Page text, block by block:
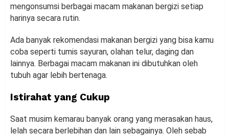
mengonsumsi berbagai macam makanan bergizi setiap
harinya secara rutin.
Ada banyak rekomendasi makanan bergizi yang bisa kamu
coba seperti tumis sayuran, olahan telur, daging dan
lainnya. Berbagai macam makanan ini dibutuhkan oleh
tubuh agar lebih bertenaga.
Istirahat yang Cukup
Saat musim kemarau banyak orang yang merasakan haus,
lelah secara berlebihan dan lain sebagainya. Oleh sebab